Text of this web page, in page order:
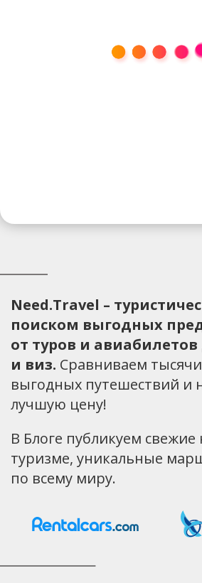
Need.Travel –
поиском выгодных
от туров и
и виз. Сравниваем
выгодных путешествий и
лучшую цену!
В Блоге публикуем свежие
туризме, уникальные
по всему миру.